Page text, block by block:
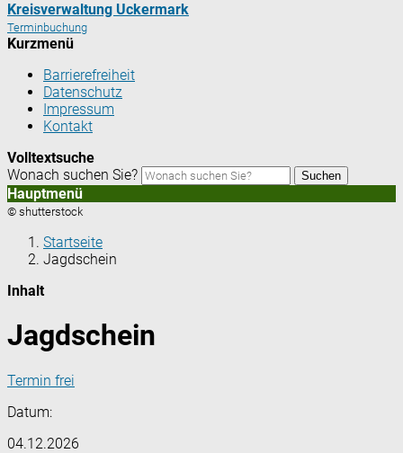
Kreisverwaltung Uckermark
Terminbuchung
Kurzmenü
Barrierefreiheit
Datenschutz
Impressum
Kontakt
Volltextsuche
Wonach suchen Sie?
Suchen
Hauptmenü
© shutterstock
Startseite
Jagdschein
Inhalt
Jagdschein
Termin frei
Datum:
04.12.2026